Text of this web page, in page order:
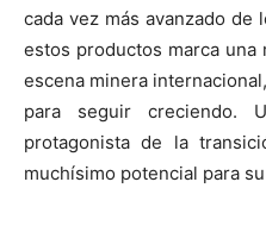
cada vez más avanzado
estos productos marca
escena minera
para seguir creciendo.
protagonista de la
muchísimo potencial para